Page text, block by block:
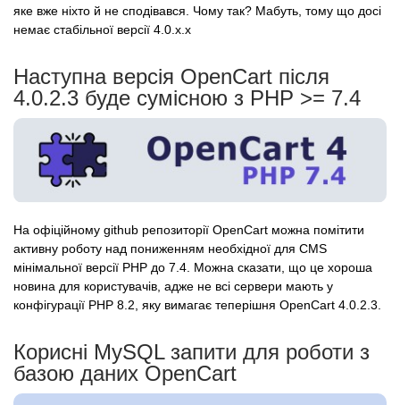
яке вже ніхто й не сподівався. Чому так? Мабуть, тому що досі
немає стабільної версії 4.0.x.x
Наступна версія OpenCart після
4.0.2.3 буде сумісною з PHP >= 7.4
На офіційному github репозиторії OpenCart можна помітити
активну роботу над пониженням необхідної для CMS
мінімальної версії PHP до 7.4. Можна сказати, що це хороша
новина для користувачів, адже не всі сервери мають у
конфігурації PHP 8.2, яку вимагає теперішня OpenCart 4.0.2.3.
Корисні MySQL запити для роботи з
базою даних OpenCart